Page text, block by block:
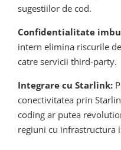
sugestiilor de cod.
Confidentialitate
intern elimina riscurile
catre servicii third-party.
Integrare cu Starlink:
conectivitatea prin
coding ar putea
regiuni cu infrastructura